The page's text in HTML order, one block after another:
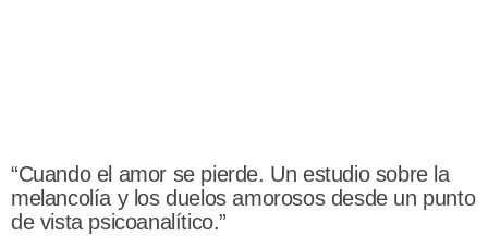
“Cuando el amor se pierde. Un estudio sobre la
melancolía y los duelos amorosos desde un punto
de vista psicoanalítico.”